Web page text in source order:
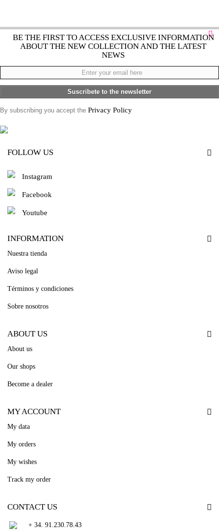
BE THE FIRST TO ACCESS EXCLUSIVE INFORMATION
ABOUT THE NEW COLLECTION AND THE LATEST
NEWS
Suscribete to the newsletter
By subscribing you accept the Privacy Policy
FOLLOW US
Instagram
Facebook
Youtube
INFORMATION
Nuestra tienda
Aviso legal
Términos y condiciones
Sobre nosotros
ABOUT US
About us
Our shops
Become a dealer
MY ACCOUNT
My data
My orders
My wishes
Track my order
CONTACT US
+ 34. 91.230.78.43